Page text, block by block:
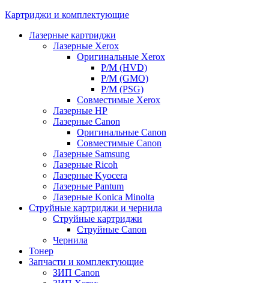
Картриджи и комплектующие
Лазерные картриджи
Лазерные Xerox
Оригинальные Xerox
Р/М (HVD)
Р/М (GMO)
Р/М (PSG)
Совместимые Xerox
Лазерные HP
Лазерные Canon
Оригинальные Canon
Совместимые Canon
Лазерные Samsung
Лазерные Ricoh
Лазерные Kyocera
Лазерные Pantum
Лазерные Konica Minolta
Струйные картриджи и чернила
Струйные картриджи
Струйные Canon
Чернила
Тонер
Запчасти и комплектующие
ЗИП Canon